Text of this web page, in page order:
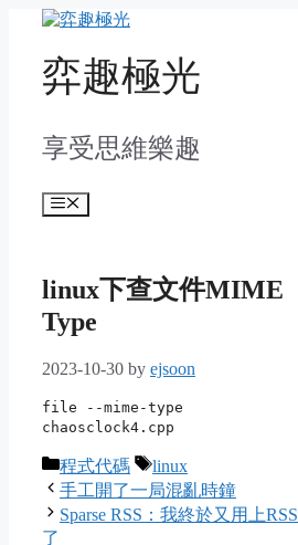
content弈趣極光
享受思維樂趣
Menu
linux下查文件MIME
Type
2023-10-30 by ejsoon
file --mime-type
chaosclock4.cpp
Categories
程式代碼 Tags
linux
手工開了一局混亂時鐘
Sparse RSS：我終於又用上RSS
了